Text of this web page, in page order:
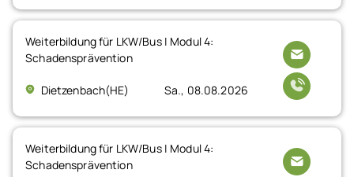
Weiterbildung für LKW/Bus | Modul 4:
Schadensprävention
Dietzenbach(HE) Sa., 08.08.2026
Weiterbildung für LKW/Bus | Modul 4:
Schadensprävention